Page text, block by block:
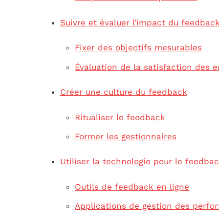
Suivre et évaluer l’impact du feedback
Fixer des objectifs mesurables
Évaluation de la satisfaction des
Créer une culture du feedback
Ritualiser le feedback
Former les gestionnaires
Utiliser la technologie pour le
Outils de feedback en ligne
Applications de gestion des